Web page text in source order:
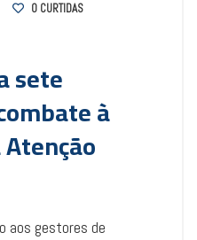
0 CURTIDAS
sete
à
aos gestores de